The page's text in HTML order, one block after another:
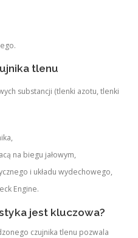
tlenu
substancji (tlenki azotu, tlenki
na biegu jałowym,
i układu wydechowego,
Engine.
jest kluczowa?
czujnika tlenu pozwala